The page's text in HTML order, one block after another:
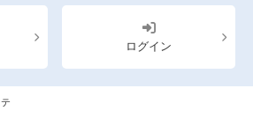
ログイン